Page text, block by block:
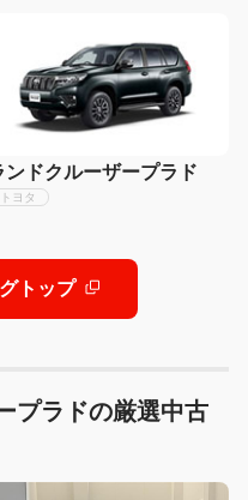
ンドクルーザープラド
トヨタ
トップ
プラドの厳選中古